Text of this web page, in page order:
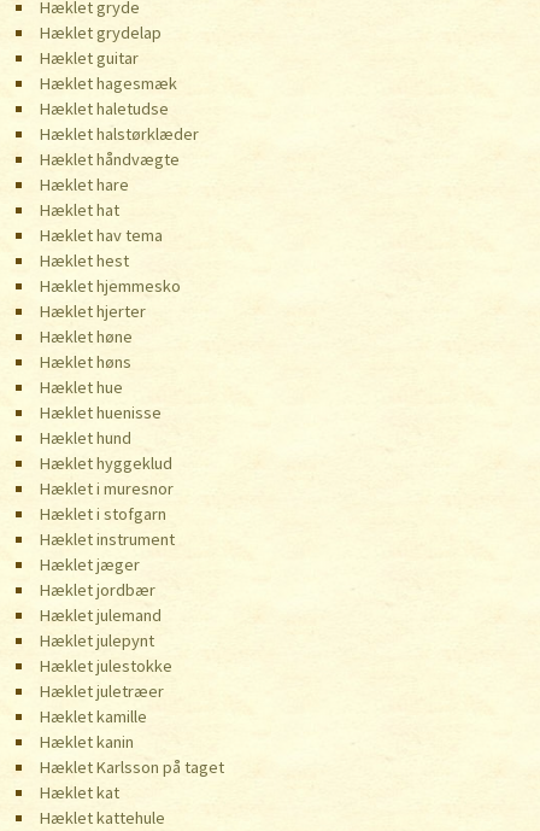
Hæklet gryde
Hæklet grydelap
Hæklet guitar
Hæklet hagesmæk
Hæklet haletudse
Hæklet halstørklæder
Hæklet håndvægte
Hæklet hare
Hæklet hat
Hæklet hav tema
Hæklet hest
Hæklet hjemmesko
Hæklet hjerter
Hæklet høne
Hæklet høns
Hæklet hue
Hæklet huenisse
Hæklet hund
Hæklet hyggeklud
Hæklet i muresnor
Hæklet i stofgarn
Hæklet instrument
Hæklet jæger
Hæklet jordbær
Hæklet julemand
Hæklet julepynt
Hæklet julestokke
Hæklet juletræer
Hæklet kamille
Hæklet kanin
Hæklet Karlsson på taget
Hæklet kat
Hæklet kattehule